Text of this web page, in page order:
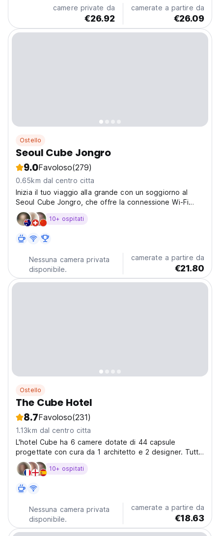
camere private da
€26.92
camerate a partire da
€26.09
Ostello
Seoul Cube Jongro
9.0Favoloso(279)
0.65km dal centro citta
Inizia il tuo viaggio alla grande con un soggiorno al
Seoul Cube Jongro, che offre la connessione Wi-Fi
gratuita in tutte le camere.
10+ ospitati
Nessuna camera privata
disponibile.
camerate a partire da
€21.80
Ostello
The Cube Hotel
8.7Favoloso(231)
1.13km dal centro citta
L'hotel Cube ha 6 camere dotate di 44 capsule
progettate con cura da 1 architetto e 2 designer. Tutte
le capsule sono realizzate al 100% in legno, che dà
un'atmosfera accogliente ai clienti.
10+ ospitati
Nessuna camera privata
disponibile.
camerate a partire da
€18.63